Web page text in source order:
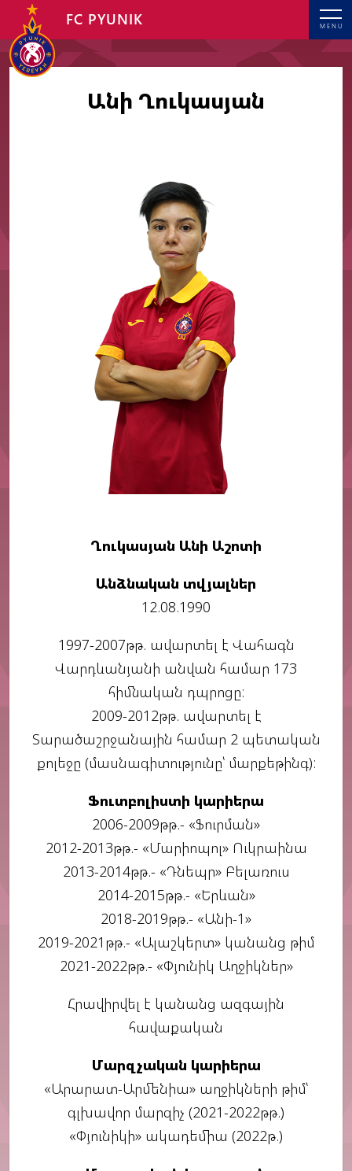
MENU
FC PYUNIK
Անի Ղուկասյան
Ղուկասյան Անի Աշոտի
Անձնական տվյալներ
12.08.1990
1997-2007թթ. ավարտել է Վահագն
Վարդևանյանի անվան համար 173
հիմնական դպրոցը:
2009-2012թթ. ավարտել է
Տարածաշրջանային համար 2 պետական
քոլեջը (մասնագիտությունը՝ մարքեթինգ):
Ֆուտբոլիստի կարիերա
2006-2009թթ.- «Ֆուրման»
2012-2013թթ.- «Մարիոպոլ» Ուկրաինա
2013-2014թթ.- «Դնեպր» Բելառուս
2014-2015թթ.- «Երևան»
2018-2019թթ.- «Անի-1»
2019-2021թթ.- «Ալաշկերտ» կանանց թիմ
2021-2022թթ.- «Փյունիկ Աղջիկներ»
Հրավիրվել է կանանց ազգային
հավաքական
Մարզչական կարիերա
«Արարատ-Արմենիա» աղջիկների թիմ՝
գլխավոր մարզիչ (2021-2022թթ.)
«Փյունիկի» ակադեմիա (2022թ.)